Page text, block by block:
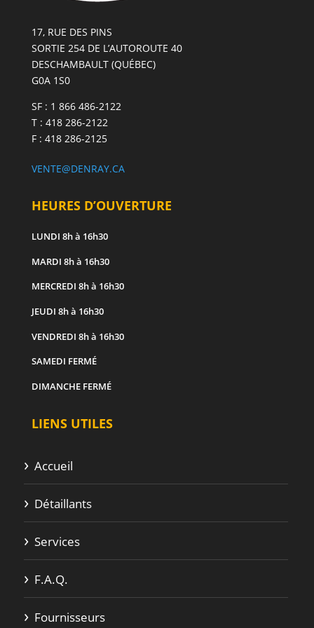
17, RUE DES PINS
SORTIE 254 DE L’AUTOROUTE 40
DESCHAMBAULT (QUÉBEC)
G0A 1S0
SF : 1 866 486-2122
T : 418 286-2122
F : 418 286-2125
VENTE@DENRAY.CA
HEURES D’OUVERTURE
LUNDI 8h à 16h30
MARDI 8h à 16h30
MERCREDI 8h à 16h30
JEUDI 8h à 16h30
VENDREDI 8h à 16h30
SAMEDI FERMÉ
DIMANCHE FERMÉ
LIENS UTILES
Accueil
Détaillants
Services
F.A.Q.
Fournisseurs